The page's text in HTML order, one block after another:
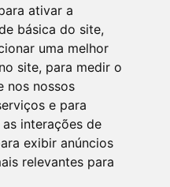
ativar a
básica do site,
uma melhor
site, para medir o
nos nossos
e para
interações de
exibir anúncios
relevantes para
SOCIAIS!
de Monsaraz
a Rede Fixa Nacional)